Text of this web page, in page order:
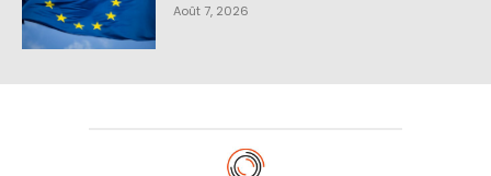
Août 7, 2026